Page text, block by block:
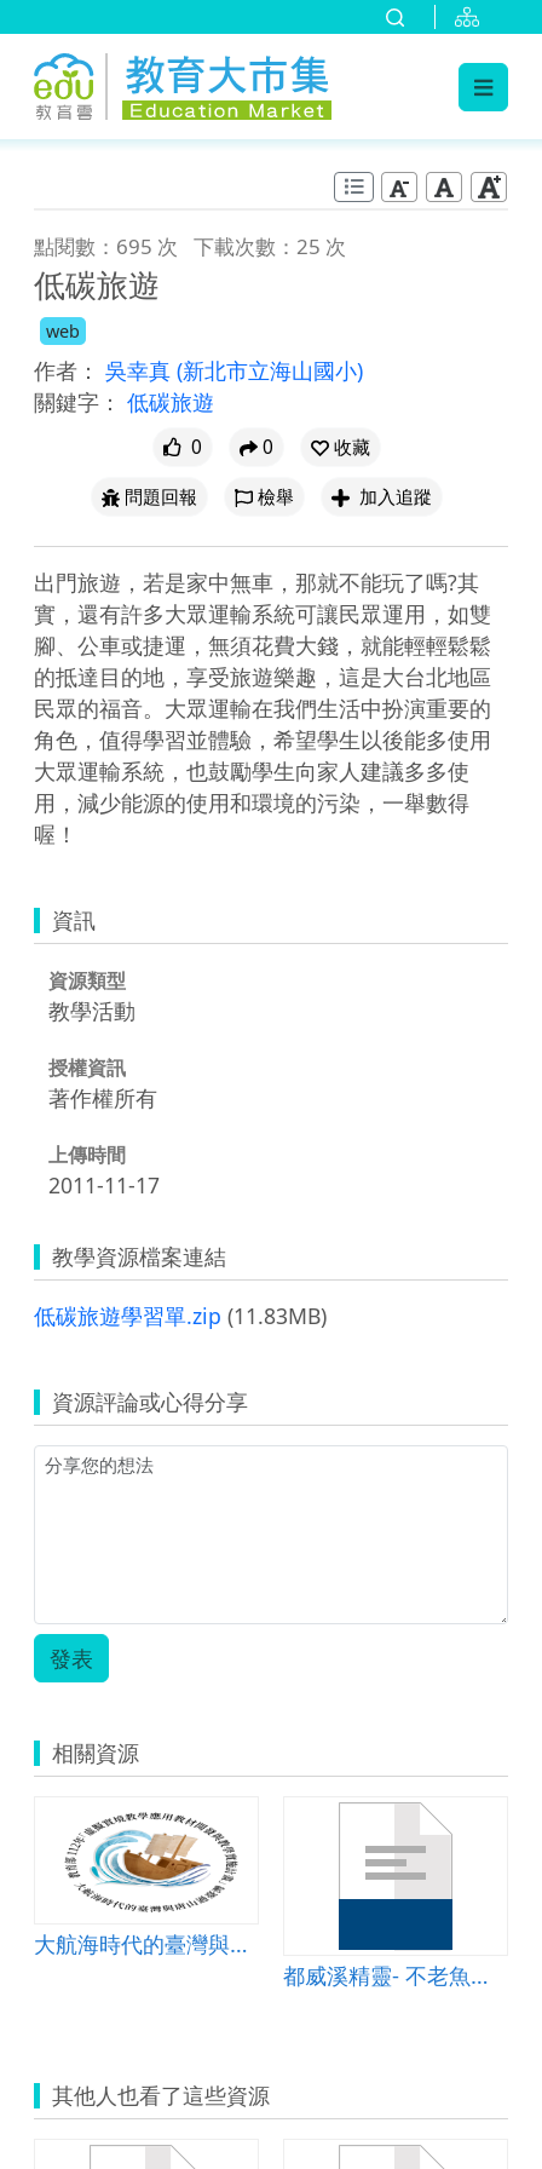
點閱數：695 次 下載次數：25 次
低碳旅遊
web
作者： 吳幸真 (新北市立海山國小)
關鍵字： 低碳旅遊
0 0
收藏
問題回報
檢舉 加入追蹤
出門旅遊，若是家中無車，那就不能玩了嗎?其
實，還有許多大眾運輸系統可讓民眾運用，如雙
腳、公車或捷運，無須花費大錢，就能輕輕鬆鬆
的抵達目的地，享受旅遊樂趣，這是大台北地區
民眾的福音。大眾運輸在我們生活中扮演重要的
角色，值得學習並體驗，希望學生以後能多使用
大眾運輸系統，也鼓勵學生向家人建議多多使
用，減少能源的使用和環境的污染，一舉數得
喔！
資訊
資源類型
教學活動
授權資訊
著作權所有
上傳時間
2011-11-17
教學資源檔案連結
低碳旅遊學習單.zip (11.83MB)
資源評論或心得分享
發表
相關資源
大航海時代的臺灣與唐山過臺灣
都威溪精靈- 不老魚（日本禿頭鯊）
其他人也看了這些資源